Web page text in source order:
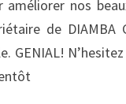
améliorer nos
de DIAMBA
GENIAL!